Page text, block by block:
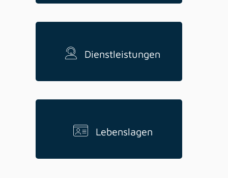
Dienstleistungen
Lebenslagen